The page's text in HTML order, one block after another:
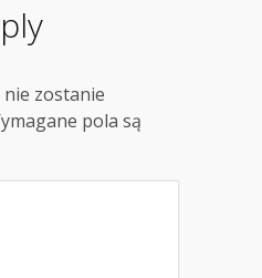
zostanie
pola są